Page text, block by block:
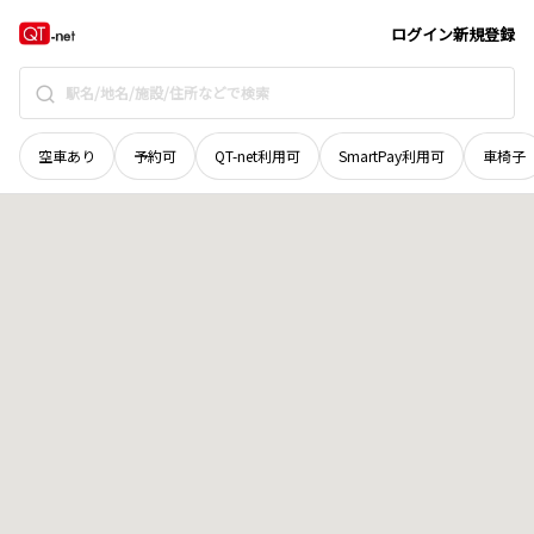
ログイン新規登録
空車あり 予約可 QT-net利用可 SmartPay利用可 車椅子
群馬県